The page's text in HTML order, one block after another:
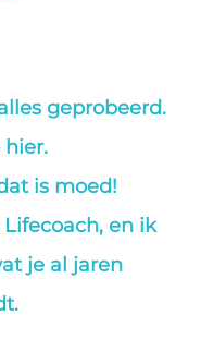
geprobeerd.
hier.
is moed!
en ik
je al jaren